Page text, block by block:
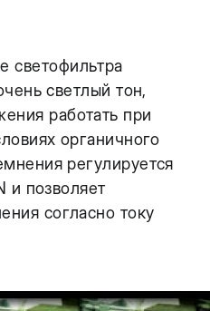
светофильтра
светлый тон,
работать при
органичного
регулируется
и позволяет
согласно току